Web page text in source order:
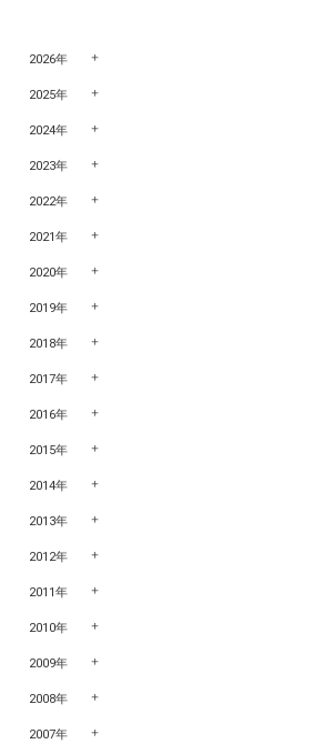
2026年
2025年
2024年
2023年
2022年
2021年
2020年
2019年
2018年
2017年
2016年
2015年
2014年
2013年
2012年
2011年
2010年
2009年
2008年
2007年